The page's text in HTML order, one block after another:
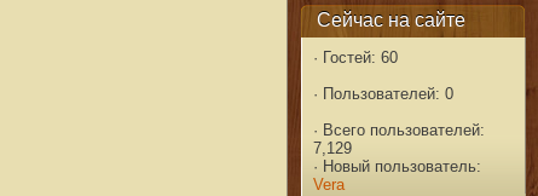
Сейчас на сайте
· Гостей: 60
· Пользователей: 0
· Всего пользователей:
7,129
· Новый пользователь:
Vera